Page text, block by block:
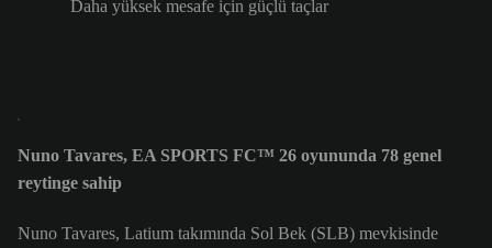
Daha yüksek mesafe için güçlü taçlar
Nuno Tavares, EA SPORTS FC™ 26 oyununda 78 genel
reytinge sahip
Nuno Tavares, Latium takımında Sol Bek (SLB) mevkisinde